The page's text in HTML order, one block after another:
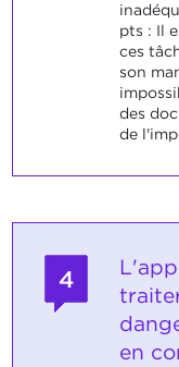
pts : Il
ces
son
des
de
4
en